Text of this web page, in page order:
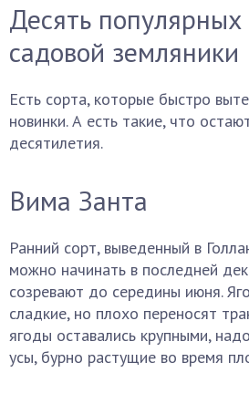
Десять популярных
садовой земляники
Есть сорта, которые быстро
новинки. А есть такие, что
десятилетия.
Вима Занта
Ранний сорт, выведенный в
можно начинать в последней
созревают до середины июня.
сладкие, но плохо переносят
ягоды оставались крупными,
усы, бурно растущие во время